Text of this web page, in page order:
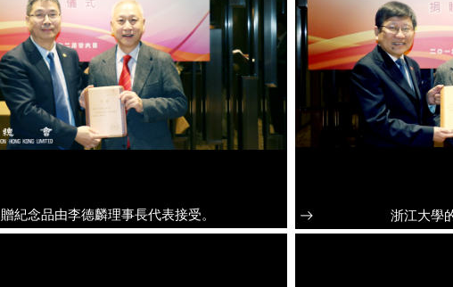
紀念品由李德麟理事長代表接受。 浙江大學